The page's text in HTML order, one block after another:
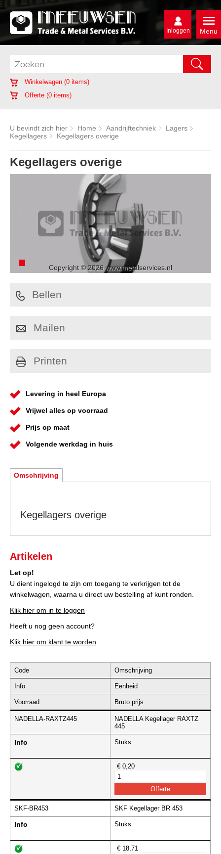
Menu
Inloggen
Winkelwagen (0 items)
Offerte (0 items)
U bevindt zich hier Home Aandrijftechniek
Lagers
Kegellagers
Kegellagers overige
Kegellagers overige
Copyright © 2026 www.metalservices.nl
Bellen
Mailen
Printen
Levering in heel Europa
Vrijwel alles op voorraad
Prijs op maat
Volgende werkdag in huis
Omschrijving
Kegellagers overige
Artikelen
Let op!
U dient ingelogd te zijn om toegang te verkrijgen tot de
winkelwagen, waarna u direct uw bestelling af kunt ronden.
Klik hier om in te loggen
Heeft u nog geen account?
Klik hier om klant te worden
Code Omschrijving
Info Eenheid
Voorraad Bruto prijs
NADELLA-RAXTZ445
NADELLA Kegellager RAXTZ
445
Info Stuks
€ 0,20
SKF-BR453 SKF Kegellager BR 453
Info Stuks
€ 18,71